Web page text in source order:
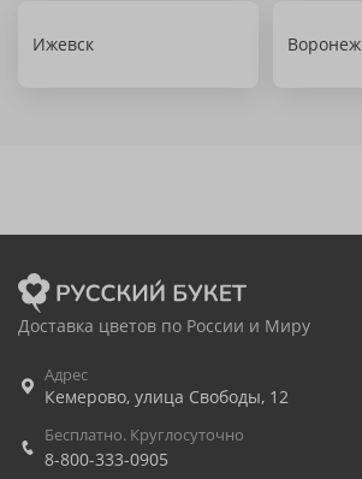
Ижевск Воронеж
Доставка цветов по России и Миру
Адрес
Кемерово, улица Свободы, 12
Бесплатно. Круглосуточно
8-800-333-0905